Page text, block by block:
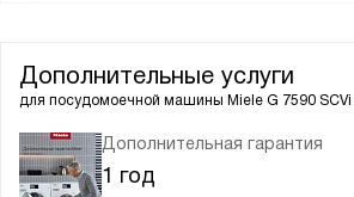
Дополнительные услуги
для посудомоечной машины Miele G 7590 SCVi
Дополнительная гарантия
1 год